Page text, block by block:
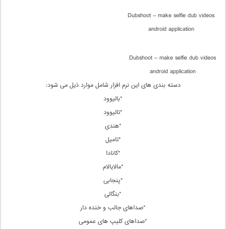
Dubshoot – make selfie dub videos
android application
Dubshoot – make selfie dub videos
android application
دسته بندی های این نرم افزار شامل موارد ذیل می شود:
*بالیوود
*تالیوود
*هندی
*تامیل
*کانادا
*مالایالام
*پنجابی
*بنگالی
*صداهای جالب و خنده دار
*صداهای کلیپ های عمومی